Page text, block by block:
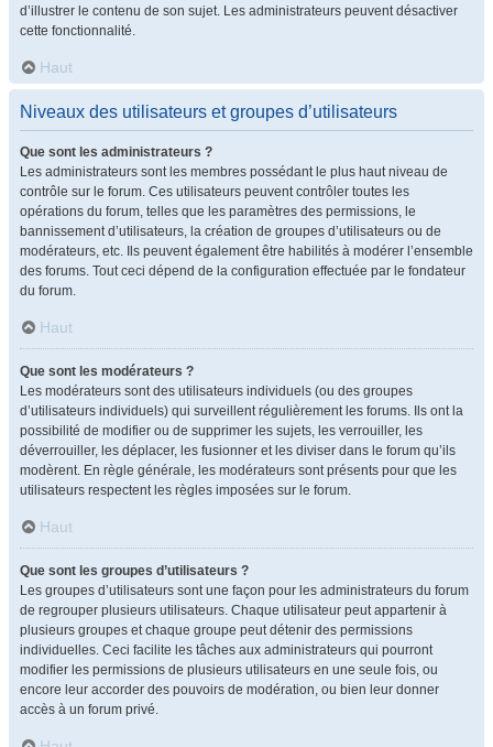
d’illustrer le contenu de son sujet. Les administrateurs peuvent désactiver
cette fonctionnalité.
Haut
Niveaux des utilisateurs et groupes d’utilisateurs
Que sont les administrateurs ?
Les administrateurs sont les membres possédant le plus haut niveau de
contrôle sur le forum. Ces utilisateurs peuvent contrôler toutes les
opérations du forum, telles que les paramètres des permissions, le
bannissement d’utilisateurs, la création de groupes d’utilisateurs ou de
modérateurs, etc. Ils peuvent également être habilités à modérer l’ensemble
des forums. Tout ceci dépend de la configuration effectuée par le fondateur
du forum.
Haut
Que sont les modérateurs ?
Les modérateurs sont des utilisateurs individuels (ou des groupes
d’utilisateurs individuels) qui surveillent régulièrement les forums. Ils ont la
possibilité de modifier ou de supprimer les sujets, les verrouiller, les
déverrouiller, les déplacer, les fusionner et les diviser dans le forum qu’ils
modèrent. En règle générale, les modérateurs sont présents pour que les
utilisateurs respectent les règles imposées sur le forum.
Haut
Que sont les groupes d’utilisateurs ?
Les groupes d’utilisateurs sont une façon pour les administrateurs du forum
de regrouper plusieurs utilisateurs. Chaque utilisateur peut appartenir à
plusieurs groupes et chaque groupe peut détenir des permissions
individuelles. Ceci facilite les tâches aux administrateurs qui pourront
modifier les permissions de plusieurs utilisateurs en une seule fois, ou
encore leur accorder des pouvoirs de modération, ou bien leur donner
accès à un forum privé.